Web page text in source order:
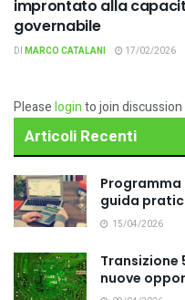
improntato alla
governabile
DI MARCO CATALANI 17/02/2026
Pleaseloginto join discussion
Articoli Recenti
guida
15/04/2026
Transizione
nuove